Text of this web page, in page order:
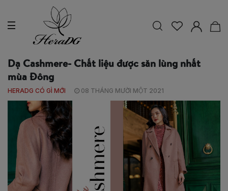
Dạ Cashmere- Chất liệu được săn lùng nhất
mùa Đông
HERADG CÓ GÌ MỚI 08 THÁNG MƯỜI MỘT 2021